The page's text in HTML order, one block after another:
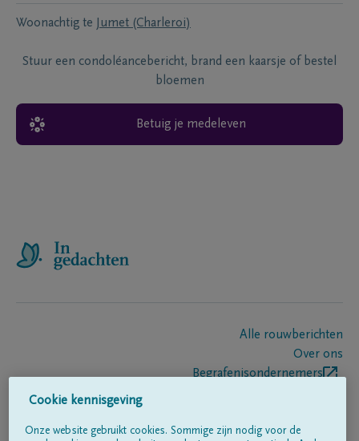
Woonachtig te Jumet (Charleroi)
Stuur een condoléancebericht, brand een kaarsje of bestel
bloemen
Betuig je medeleven
Alle rouwberichten
Over ons
Begrafenisondernemers
Cookie kennisgeving
Onze website gebruikt cookies. Sommige zijn nodig voor de